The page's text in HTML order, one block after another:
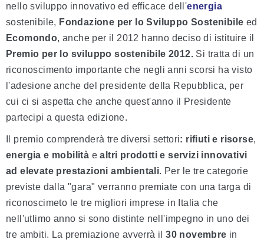
nello sviluppo innovativo ed efficace dell'energia
sostenibile, Fondazione per lo Sviluppo Sostenibile ed
Ecomondo, anche per il 2012 hanno deciso di istituire il
Premio per lo sviluppo sostenibile 2012. Si tratta di un
riconoscimento importante che negli anni scorsi ha visto
l'adesione anche del presidente della Repubblica, per
cui ci si aspetta che anche quest'anno il Presidente
partecipi a questa edizione.
Il premio comprenderà tre diversi settori: rifiuti e risorse,
energia e mobilità ealtri prodotti e servizi innovativi
ad elevate prestazioni ambientali. Per le tre categorie
previste dalla "gara" verranno premiate con una targa di
riconoscimeto le tre migliori imprese in Italia che
nell'utlimo anno si sono distinte nell'impegno in uno dei
tre ambiti. La premiazione avverrà il30 novembre in